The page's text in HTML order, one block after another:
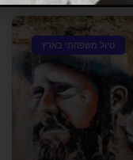
טיול משפחתי בארץ